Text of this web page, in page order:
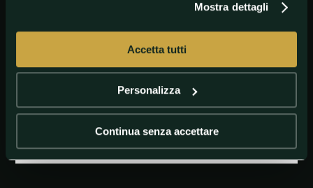
Mostra dettagli
Accetta tutti
Personalizza
Continua senza accettare
GETTY IMAGES Shai Gilgeous-Alexander